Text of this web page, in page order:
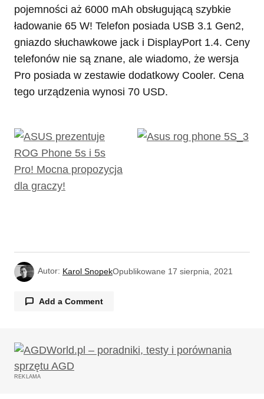
pojemności aż 6000 mAh obsługującą szybkie
ładowanie 65 W! Telefon posiada USB 3.1 Gen2,
gniazdo słuchawkowe jack i DisplayPort 1.4. Ceny
telefonów nie są znane, ale wiadomo, że wersja
Pro posiada w zestawie dodatkowy Cooler. Cena
tego urządzenia wynosi 70 USD.
Autor: Karol SnopekOpublikowane 17 sierpnia, 2021
Add a Comment
Twój adres email nie zostanie opublikowany.
Wymagane pola są oznaczone
REKLAMA